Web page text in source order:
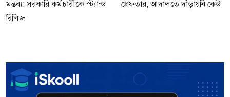
মন্তব্য: সরকারি কর্মচারীকে স্ট্যান্ড
রিলিজ
গ্রেফতার, আদালতে দাঁড়ায়নি কেউ